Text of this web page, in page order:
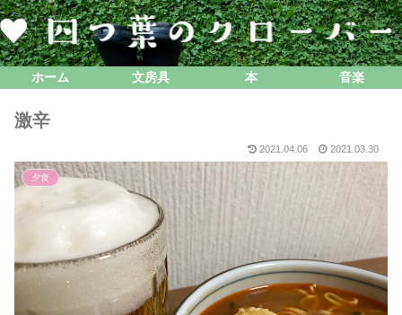
ホーム 文房具 本 音楽
激辛
2021.04.06 2021.03.30
夕食